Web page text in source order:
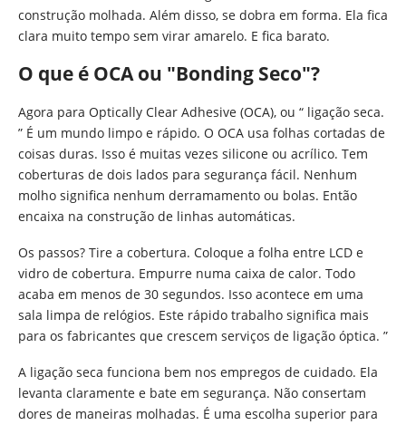
construção molhada. Além disso, se dobra em forma. Ela fica
clara muito tempo sem virar amarelo. E fica barato.
O que é OCA ou "Bonding Seco"?
Agora para Optically Clear Adhesive (OCA), ou “ ligação seca.
” É um mundo limpo e rápido. O OCA usa folhas cortadas de
coisas duras. Isso é muitas vezes silicone ou acrílico. Tem
coberturas de dois lados para segurança fácil. Nenhum
molho significa nenhum derramamento ou bolas. Então
encaixa na construção de linhas automáticas.
Os passos? Tire a cobertura. Coloque a folha entre LCD e
vidro de cobertura. Empurre numa caixa de calor. Todo
acaba em menos de 30 segundos. Isso acontece em uma
sala limpa de relógios. Este rápido trabalho significa mais
para os fabricantes que crescem serviços de ligação óptica. ”
A ligação seca funciona bem nos empregos de cuidado. Ela
levanta claramente e bate em segurança. Não consertam
dores de maneiras molhadas. É uma escolha superior para